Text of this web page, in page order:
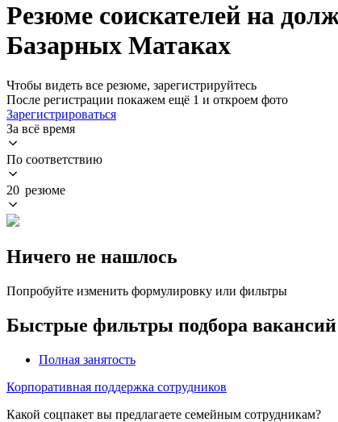
Резюме соискателей на
Базарных Матаках
Чтобы видеть все резюме, зарегистрируйтесь
После регистрации покажем ещё 1 и откроем фото
Зарегистрироваться
За всё время
По соответствию
20 резюме
Ничего не нашлось
Попробуйте изменить формулировку или фильтры
Быстрые фильтры подбора вакансий
Полная занятость
Корпоративная поддержка сотрудников
Какой соцпакет вы предлагаете семейным сотрудникам?